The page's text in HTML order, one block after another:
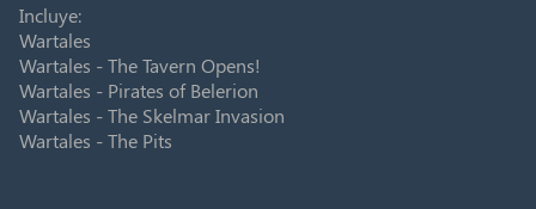
Incluye:
Wartales
Wartales - The Tavern Opens!
Wartales - Pirates of Belerion
Wartales - The Skelmar Invasion
Wartales - The Pits